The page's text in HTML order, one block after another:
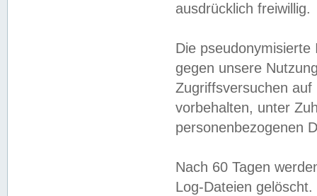
ausdrücklich freiwillig.
Die
gegen unsere
Zugriffsversuchen
vorbehalten, unter
personenbezogenen
Nach 60 Tagen
Log-Dateien